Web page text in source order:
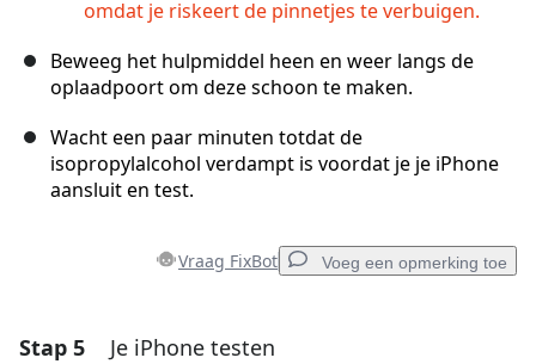
omdat je riskeert de pinnetjes te verbuigen.
Beweeg het hulpmiddel heen en weer langs de
oplaadpoort om deze schoon te maken.
Wacht een paar minuten totdat de
isopropylalcohol verdampt is voordat je je iPhone
aansluit en test.
Vraag FixBot Voeg een opmerking toe
Voeg een opmerking toe
Stap 5 Je iPhone testen